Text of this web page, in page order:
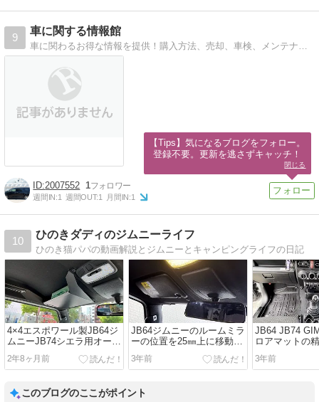
9
車に関する情報館
車に関わるお得な情報を提供！購入方法、売却、車検、メンテナンス等をお届け致します ！得に車のお勧め買取情報を発信中です！車屋に勤務するホットな情報をお届け中
2007552 1
週間IN:1 週間OUT:1 月間IN:1
10
ひのきダディのジムニーライフ
ひのき猫パパの動画解説とジムニーとキャンピングライフの日記
4×4エスポワール製JB64ジ
ムニーJB74シエラ用オーバ
ーヘッドコンソール
2年8ヶ月前
JB64ジムニーのルームミラ
ーの位置を25㎜上に移動し
ました
3年前
JB64 JB74
ロアマットの
ぎた
3年前
このブログのここがポイント
【Tips】気になるブログをフォロー。
登録不要。更新を逃さずキャッチ！
閉じる